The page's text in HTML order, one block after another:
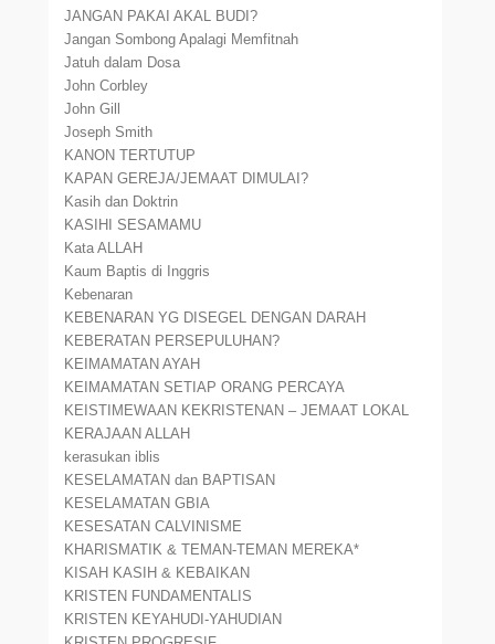
JANGAN PAKAI AKAL BUDI?
Jangan Sombong Apalagi Memfitnah
Jatuh dalam Dosa
John Corbley
John Gill
Joseph Smith
KANON TERTUTUP
KAPAN GEREJA/JEMAAT DIMULAI?
Kasih dan Doktrin
KASIHI SESAMAMU
Kata ALLAH
Kaum Baptis di Inggris
Kebenaran
KEBENARAN YG DISEGEL DENGAN DARAH
KEBERATAN PERSEPULUHAN?
KEIMAMATAN AYAH
KEIMAMATAN SETIAP ORANG PERCAYA
KEISTIMEWAAN KEKRISTENAN – JEMAAT LOKAL
KERAJAAN ALLAH
kerasukan iblis
KESELAMATAN dan BAPTISAN
KESELAMATAN GBIA
KESESATAN CALVINISME
KHARISMATIK & TEMAN-TEMAN MEREKA*
KISAH KASIH & KEBAIKAN
KRISTEN FUNDAMENTALIS
KRISTEN KEYAHUDI-YAHUDIAN